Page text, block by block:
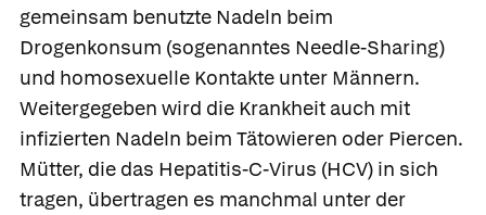
gemeinsam benutzte Nadeln beim
Drogenkonsum (sogenanntes Needle-Sharing)
und homosexuelle Kontakte unter Männern.
Weitergegeben wird die Krankheit auch mit
infizierten Nadeln beim Tätowieren oder Piercen.
Mütter, die das Hepatitis-C-Virus (HCV) in sich
tragen, übertragen es manchmal unter der